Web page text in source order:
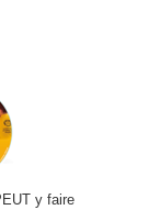
y faire